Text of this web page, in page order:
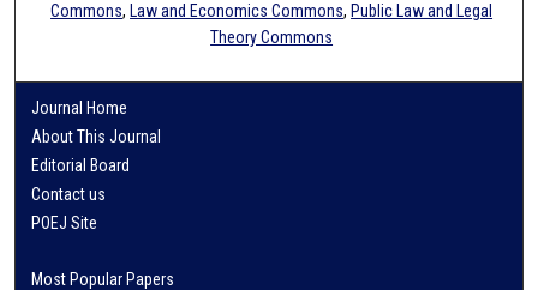
Commons,Law and Economics Commons,Public Law and Legal
Theory Commons
Journal Home
About This Journal
Editorial Board
Contact us
POEJ Site
Most Popular Papers